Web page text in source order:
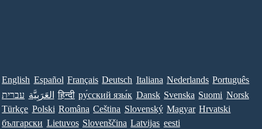
English Español Français Deutsch Italiana Nederlands Português
עברית العَرَبِيَّة हिन्दी ру́сский язы́к Dansk Svenska Suomi Norsk
Türkçe Polski Româna Ceština Slovenský Magyar Hrvatski
български Lietuvos Slovenščina Latvijas eesti